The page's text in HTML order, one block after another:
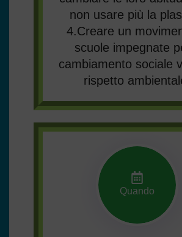
non usare più la
4.Creare un
scuole impegnate
cambiamento sociale
rispetto
Quando